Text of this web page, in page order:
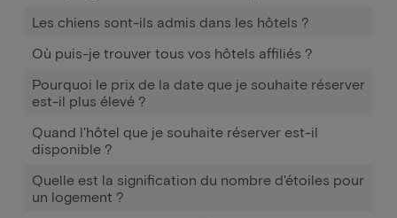
Les chiens sont-ils admis dans les hôtels ?
Où puis-je trouver tous vos hôtels affiliés ?
Pourquoi le prix de la date que je souhaite réserver
est-il plus élevé ?
Quand l'hôtel que je souhaite réserver est-il
disponible ?
Quelle est la signification du nombre d'étoiles pour
un logement ?